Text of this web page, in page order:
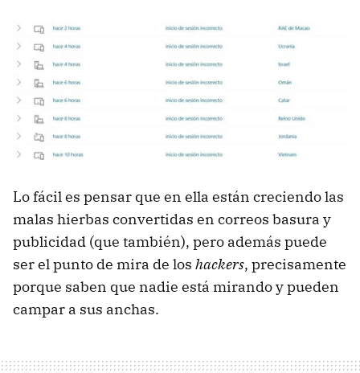
Lo fácil es pensar que en ella están creciendo las
malas hierbas convertidas en correos basura y
publicidad (que también), pero además puede
ser el punto de mira de los hackers, precisamente
porque saben que nadie está mirando y pueden
campar a sus anchas.